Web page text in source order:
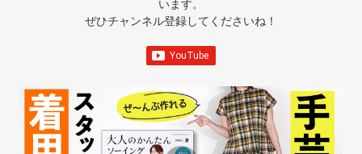
います。
ぜひチャンネル登録してくださいね！